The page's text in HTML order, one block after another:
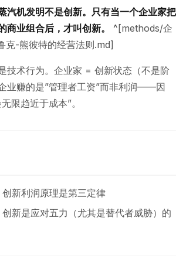
汽机发明不是创新。只有当一个企业家把
商业组合后，才叫创新。
^[methods/企
克-熊彼特的经营法则.md]
技术行为。企业家 = 创新状态（不是阶
业赚的是”管理者工资”而非利润——因
限趋近于成本”。
新利润原理是第三定律
新是应对五力（尤其是替代者威胁）的